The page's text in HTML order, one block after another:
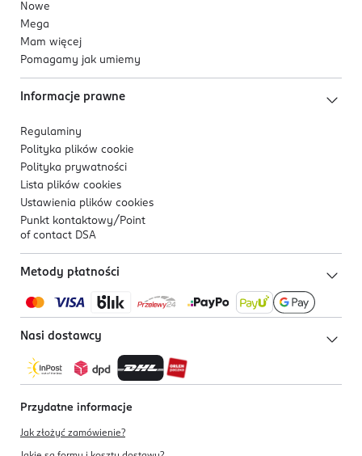
Nowe
Mega
Mam więcej
Pomagamy jak umiemy
Informacje prawne
Regulaminy
Polityka plików cookie
Polityka prywatności
Lista plików cookies
Ustawienia plików cookies
Punkt kontaktowy/ Point
of contact DSA
Metody płatności
Nasi dostawcy
Przydatne informacje
Jak złożyć zamówienie?